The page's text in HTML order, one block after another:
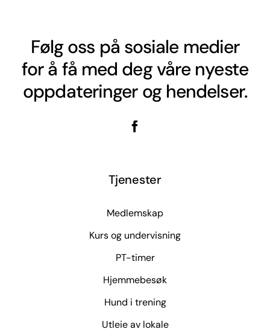
Følg oss på sosiale medier
for å få med deg våre nyeste
oppdateringer og hendelser.
Tjenester
Medlemskap
Kurs og undervisning
PT-timer
Hjemmebesøk
Hund i trening
Utleie av lokale